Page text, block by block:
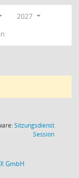
2027
Sitzungsdienst
Session(Wird in
GmbH